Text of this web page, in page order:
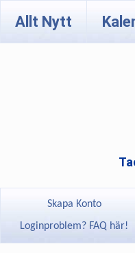
Allt Nytt
Skapa Konto
Loginproblem? FAQ här!